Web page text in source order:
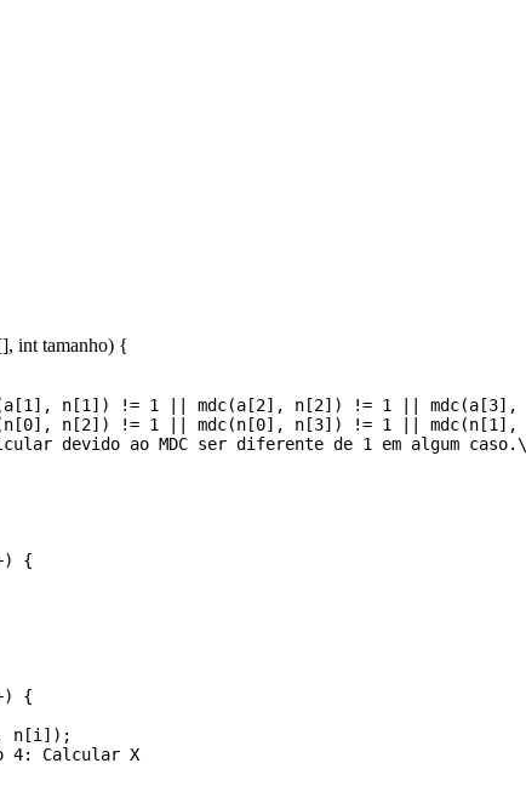
int tamanho) {
n[1]) != 1 || mdc(a[2], n[2]) != 1 ||
n[2]) != 1 || mdc(n[0], n[3]) != 1 ||
devido ao MDC ser diferente de 1 em algum
{
{
n[i]);
4: Calcular X